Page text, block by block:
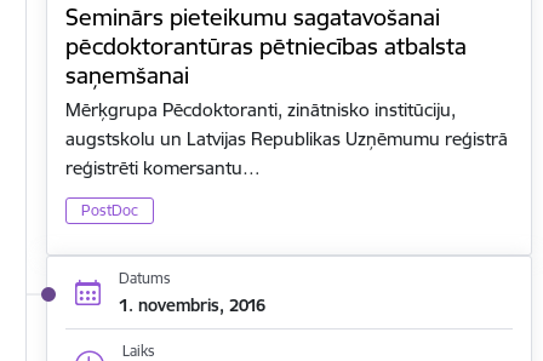
Seminārs pieteikumu sagatavošanai
pēcdoktorantūras pētniecības atbalsta
saņemšanai
Mērķgrupa Pēcdoktoranti, zinātnisko institūciju,
augstskolu un Latvijas Republikas Uzņēmumu reģistrā
reģistrēti komersantu…
PostDoc
Datums
1. novembris, 2016
Laiks